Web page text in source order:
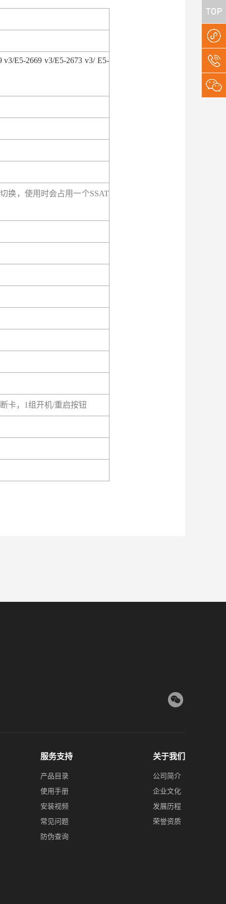
E5-2669 v3/E5-2673 v3/ E5-
换，使用时会占用一个SSAT
卡，1组开机/重启按钮
服务支持
产品目录
使用手册
安装视频
常见问题
防伪查询
关于我们
公司简介
企业文化
发展历程
荣誉资质